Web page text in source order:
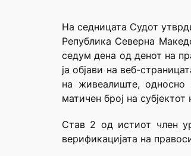
На седницата Судот
Република Северна
седум дена од денот на
ја објави на веб-
на живеалиште, односно
матичен број на
Став 2 од истиот член
верификацијата на